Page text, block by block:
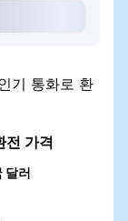
통화로 환
전 가격
러